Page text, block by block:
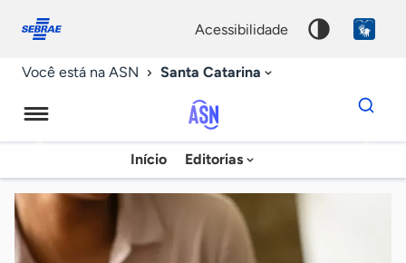
conosco
acessibilidade
Você está na ASN Santa Catarina
Agência
Sebrae
de
Notícias
Início Editorias
Dados
para
chave